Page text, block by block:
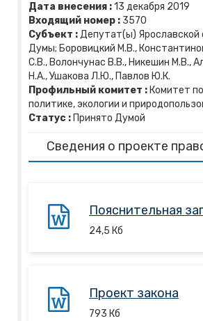
Дата внесения :13 декабря 2019
Входящий номер : 3570
Субъект :Депутат(ы) Ярославской
Думы; Боровицкий М.В.,
С.В., Волончунас В.В., Никешин М.В.,
Н.А., Ушакова Л.Ю., Павлов Ю.К.
Профильный комитет : Комитет
политике, экологии и
Статус : Принято Думой
Сведения о проекте
Пояснительная
24,5 Кб
Проект закона
793 Кб